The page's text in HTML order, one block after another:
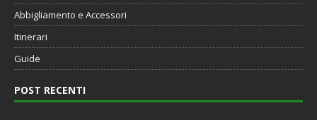
Abbigliamento e Accessori
Itinerari
Guide
POST RECENTI